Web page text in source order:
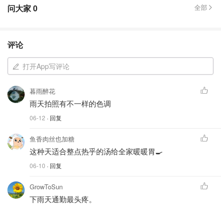
问大家0 全部
评论
打开App写评论
暮雨醉花
雨天拍照有不一样的色调
06-12 · 回复
鱼香肉丝也加糖
这种天适合整点热乎的汤给全家暖暖胃🍳
06-10 · 回复
GrowToSun
下雨天通勤最头疼。